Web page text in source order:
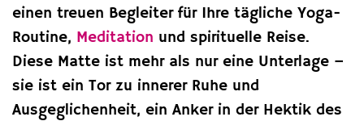
einen treuen Begleiter für Ihre tägliche Yoga-
Routine, Meditation und spirituelle Reise.
Diese Matte ist mehr als nur eine Unterlage –
sie ist ein Tor zu innerer Ruhe und
Ausgeglichenheit, ein Anker in der Hektik des